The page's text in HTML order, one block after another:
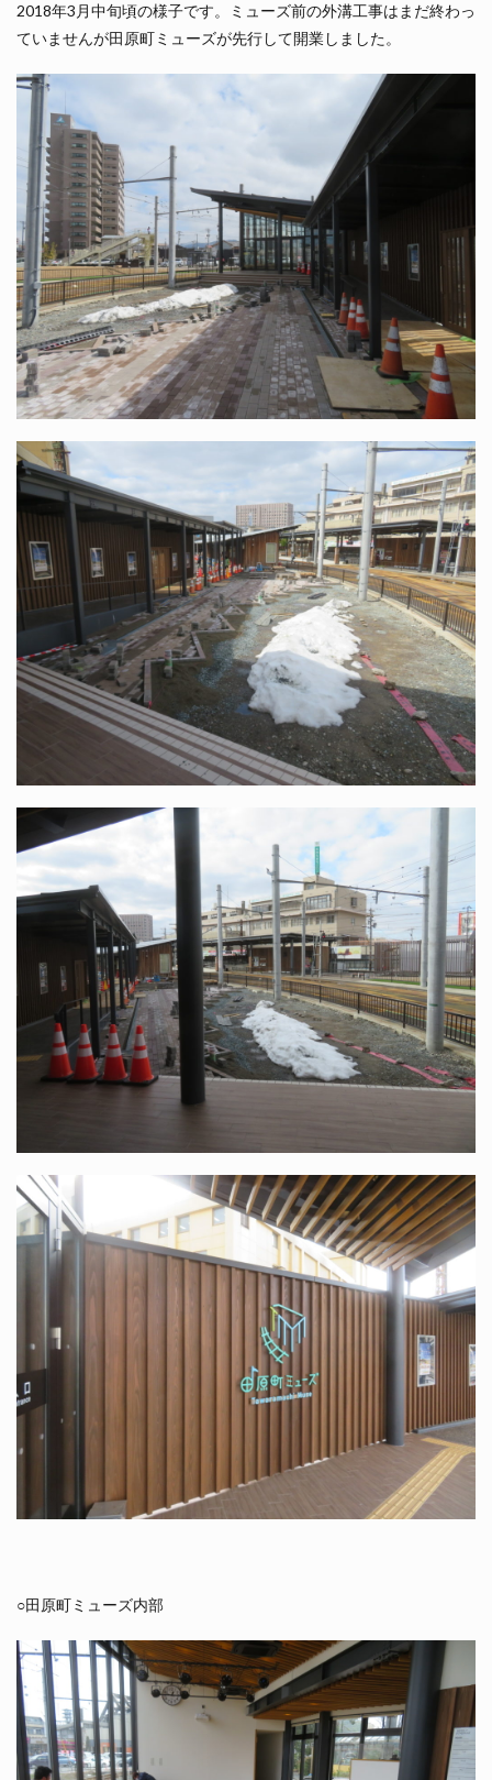
2018年3月中旬頃の様子です。ミューズ前の外溝工事はまだ終わっ
ていませんが田原町ミューズが先行して開業しました。
○田原町ミューズ内部